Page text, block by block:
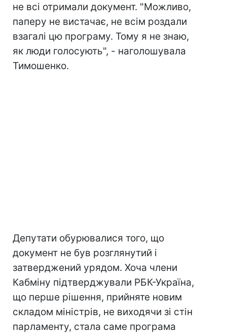
не всі отримали документ. "Можливо,
паперу не вистачає, не всім роздали
взагалі цю програму. Тому я не знаю,
як люди голосують", - наголошувала
Тимошенко.
Депутати обурювалися того, що
документ не був розглянутий і
затверджений урядом. Хоча члени
Кабміну підтверджували РБК-Україна,
що перше рішення, прийняте новим
складом міністрів, не виходячи зі стін
парламенту, стала саме програма